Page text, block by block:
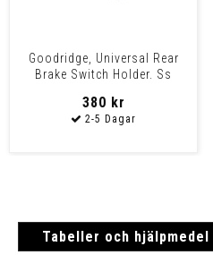
Goodridge, Universal Rear
Brake Switch Holder. Ss
380 kr
Tabeller och hjälpmedel